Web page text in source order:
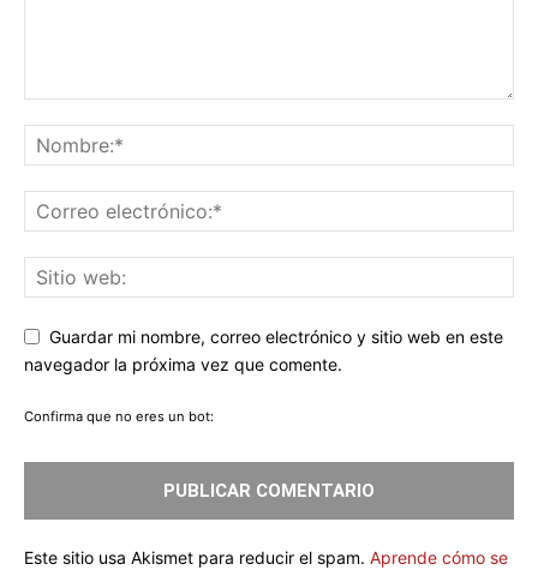
Guardar mi nombre, correo electrónico y sitio web en este
navegador la próxima vez que comente.
Confirma que no eres un bot:
Este sitio usa Akismet para reducir el spam. Aprende cómo se